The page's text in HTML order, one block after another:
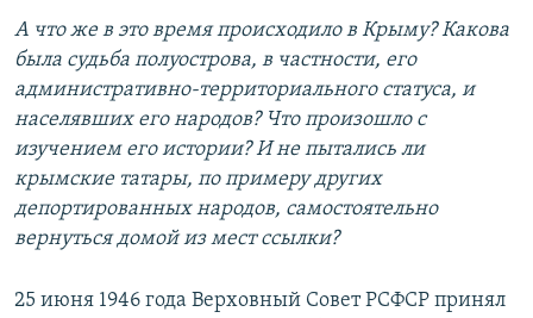
А что же в это время происходило в Крыму? Какова
была судьба полуострова, в частности, его
административно-территориального статуса, и
населявших его народов? Что произошло с
изучением его истории? И не пытались ли
крымские татары, по примеру других
депортированных народов, самостоятельно
вернуться домой из мест ссылки?
25 июня 1946 года Верховный Совет РСФСР принял